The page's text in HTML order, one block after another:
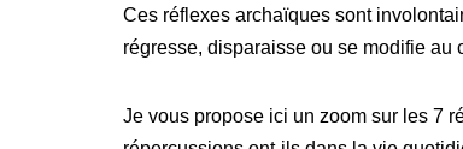
Ces réflexes archaïques sont
régresse, disparaisse ou se modifie au
Je vous propose ici un zoom sur les 7